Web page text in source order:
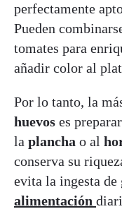
perfectamente
Pueden
tomates para
añadir color al
Por lo tanto, la
huevos es
la plancha o al
conserva su
evita la ingesta de
alimentación